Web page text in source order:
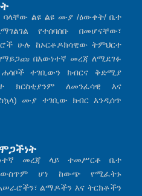
ባላቸው ልዩ ልዩ ሙያ /ዕውቀት/ ቤተ
የተሰባሰቡ በመሆናቸው፣
ሁሉ ከኦርቶዶክሳዊው ትምህርተ
በእውነተኛ መረጃ ለሚደገፉ
ተገቢውን ክብርና ቅድሚያ
ክርስቲያንም ለመንፈሳዊ እና
ሙያ ተገቢው ክብር እንዲሰጥ
መረጃ ላይ ተመሥርቶ ቤተ
ከውስጥም ሆነ ከውጭ የሚፈትኑ
ልማዶችን እና ትርክቶችን